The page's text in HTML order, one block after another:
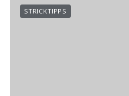
STRICKTIPPS